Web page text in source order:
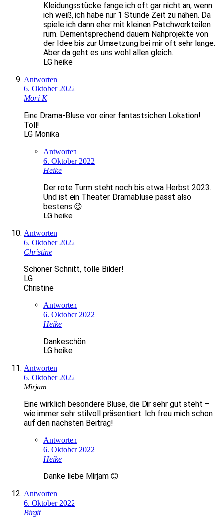
Kleidungsstücke fange ich oft gar nicht an, wenn
ich weiß, ich habe nur 1 Stunde Zeit zu nähen. Da
spiele ich dann eher mit kleinen Patchworkteilen
rum. Dementsprechend dauern Nähprojekte von
der Idee bis zur Umsetzung bei mir oft sehr lange.
Aber da geht es uns wohl allen gleich.
LG heike
Antworten
6. Oktober 2022
Moni K
Eine Drama-Bluse vor einer fantastsichen Lokation!
Toll!
LG Monika
Antworten
6. Oktober 2022
Heike
Der rote Turm steht noch bis etwa Herbst 2023.
Und ist ein Theater. Dramabluse passt also
bestens 😉
LG heike
Antworten
6. Oktober 2022
Christine
Schöner Schnitt, tolle Bilder!
LG
Christine
Antworten
6. Oktober 2022
Heike
Dankeschön
LG heike
Antworten
6. Oktober 2022
Mirjam
Eine wirklich besondere Bluse, die Dir sehr gut steht –
wie immer sehr stilvoll präsentiert. Ich freu mich schon
auf den nächsten Beitrag!
Antworten
6. Oktober 2022
Heike
Danke liebe Mirjam 😊
Antworten
6. Oktober 2022
Birgit